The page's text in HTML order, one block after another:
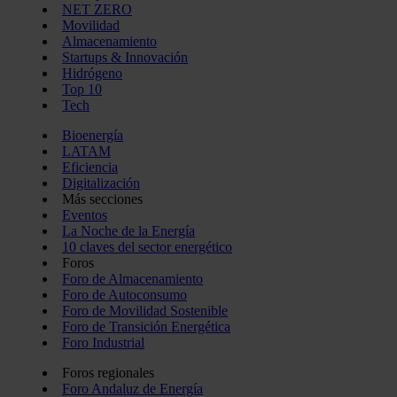
NET ZERO
Movilidad
Almacenamiento
Startups & Innovación
Hidrógeno
Top 10
Tech
Bioenergía
LATAM
Eficiencia
Digitalización
Más secciones
Eventos
La Noche de la Energía
10 claves del sector energético
Foros
Foro de Almacenamiento
Foro de Autoconsumo
Foro de Movilidad Sostenible
Foro de Transición Energética
Foro Industrial
Foros regionales
Foro Andaluz de Energía